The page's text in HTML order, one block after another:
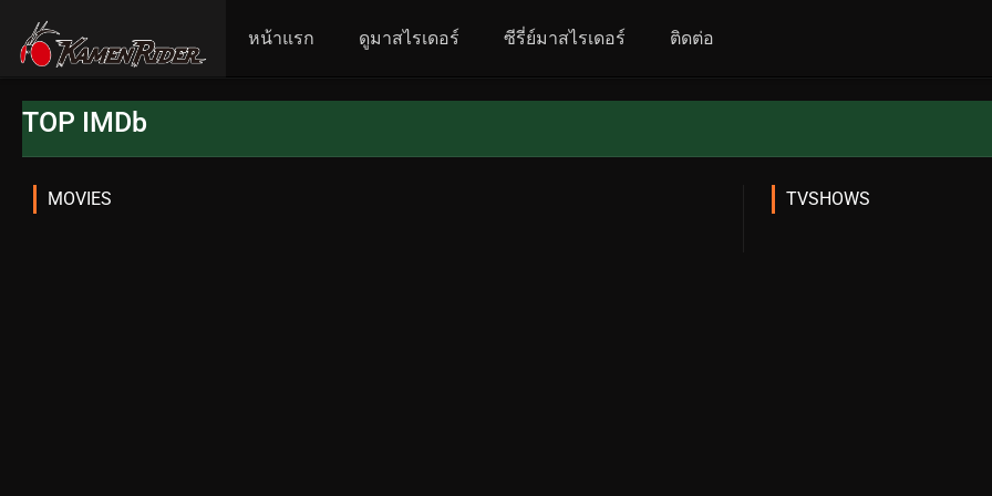
หน้าแรก ดูมาสไรเดอร์ ซีรี่ย์มาสไรเดอร์ ติดต่อ
TOP IMDb
MOVIES TVSHOWS